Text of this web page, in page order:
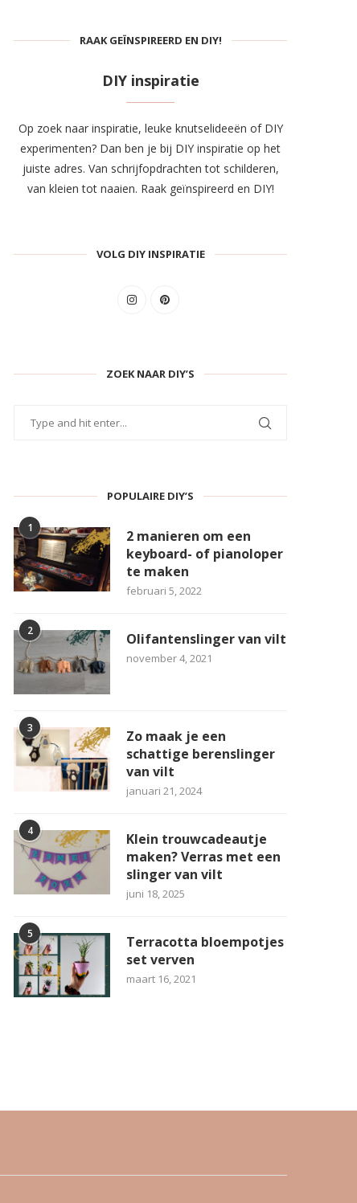
RAAK GEÏNSPIREERD EN DIY!
DIY inspiratie
Op zoek naar inspiratie, leuke knutselideeën of DIY
experimenten? Dan ben je bij DIY inspiratie op het
juiste adres. Van schrijfopdrachten tot schilderen,
van kleien tot naaien. Raak geïnspireerd en DIY!
VOLG DIY INSPIRATIE
ZOEK NAAR DIY’S
POPULAIRE DIY’S
1
2 manieren om een
keyboard- of pianoloper
te maken
februari 5, 2022
2 Olifantenslinger van vilt
november 4, 2021
3
Zo maak je een
schattige berenslinger
van vilt
januari 21, 2024
4
Klein trouwcadeautje
maken? Verras met een
slinger van vilt
juni 18, 2025
5
Terracotta bloempotjes
set verven
maart 16, 2021